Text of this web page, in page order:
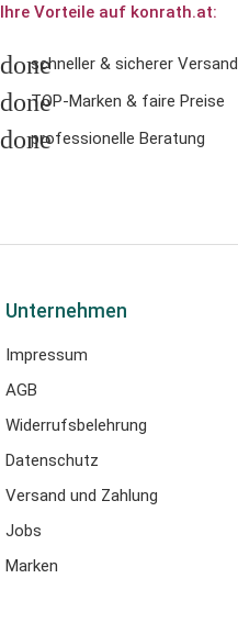
Ihre Vorteile auf konrath.at:
doneschneller & sicherer Versand
doneTOP-Marken & faire Preise
doneprofessionelle Beratung
Unternehmen
Impressum
AGB
Widerrufsbelehrung
Datenschutz
Versand und Zahlung
Jobs
Marken